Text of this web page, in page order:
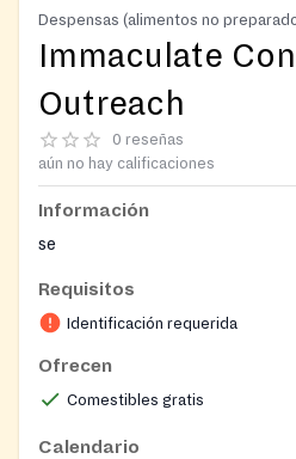
Despensas (alimentos no
Immaculate
Outreach
0 reseñas
aún no hay calificaciones
Información
se
Requisitos
Identificación requerida
Ofrecen
Comestibles gratis
Calendario